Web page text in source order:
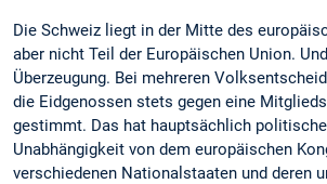
Die Schweiz liegt in der Mitte des
aber nicht Teil der Europäischen Union.
Überzeugung. Bei mehreren
die Eidgenossen stets gegen eine
gestimmt. Das hat hauptsächlich politische
Unabhängigkeit von dem europäischen
verschiedenen Nationalstaaten und deren